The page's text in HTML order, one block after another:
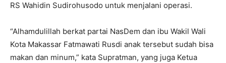
RS Wahidin Sudirohusodo untuk menjalani operasi.
“Alhamdulillah berkat partai NasDem dan ibu Wakil Wali
Kota Makassar Fatmawati Rusdi anak tersebut sudah bisa
makan dan minum,” kata Supratman, yang juga Ketua